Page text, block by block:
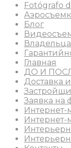
Fotógrafo
Блог
Главная
ДО И
Доставка
Заявка на
Интернет-
Интернет-